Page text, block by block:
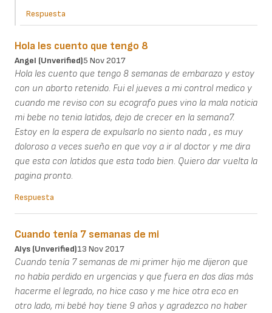
Respuesta
Hola les cuento que tengo 8
Angel (unverified)5 Nov 2017
Hola les cuento que tengo 8 semanas de embarazo y estoy
con un aborto retenido. Fui el jueves a mi control medico y
cuando me reviso con su ecografo pues vino la mala noticia
mi bebe no tenia latidos, dejo de crecer en la semana7.
Estoy en la espera de expulsarlo no siento nada , es muy
doloroso a veces sueño en que voy a ir al doctor y me dira
que esta con latidos que esta todo bien. Quiero dar vuelta la
pagina pronto.
Respuesta
Cuando tenía 7 semanas de mi
Alys (unverified)13 Nov 2017
Cuando tenía 7 semanas de mi primer hijo me dijeron que
no había perdido en urgencias y que fuera en dos días más
hacerme el legrado, no hice caso y me hice otra eco en
otro lado, mi bebé hoy tiene 9 años y agradezco no haber